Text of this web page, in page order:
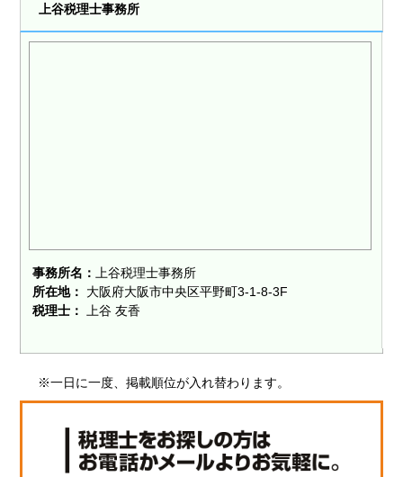
上谷税理士事務所
事務所名：
上谷税理士事務所
所在地：
大阪府大阪市中央区平野町3-1-8-3F
税理士：
上谷 友香
※一日に一度、掲載順位が入れ替わります。